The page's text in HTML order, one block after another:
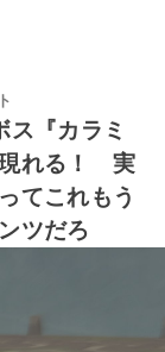
ス『カラミ
現れる！ 実
てこれもう
ツだろ